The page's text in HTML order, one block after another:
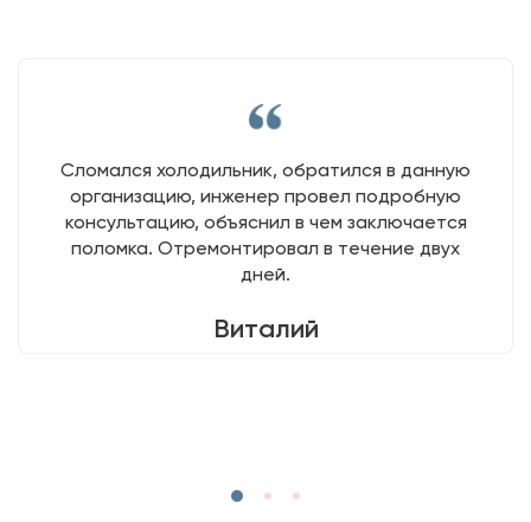
Сломался холодильник, обратился в данную
организацию, инженер провел подробную
консультацию, объяснил в чем заключается
поломка. Отремонтировал в течение двух
дней.
Виталий